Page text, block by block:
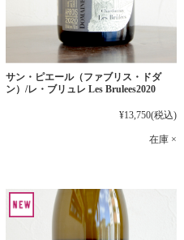
サン・ピエール（ファブリス・ドダ
ン）/レ・ブリュレ Les Brulees2020
¥13,750(税込)
在庫 ×